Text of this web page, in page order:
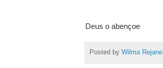
Deus o abençoe
Posted by Wilma Rejane